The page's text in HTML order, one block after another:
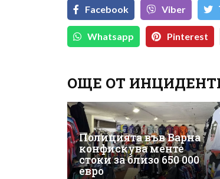
Facebook Viber
Whatsapp Pinterest
ОЩЕ ОТ
Полицията във Варна
конфискува менте
стоки за близо 650 000
евро